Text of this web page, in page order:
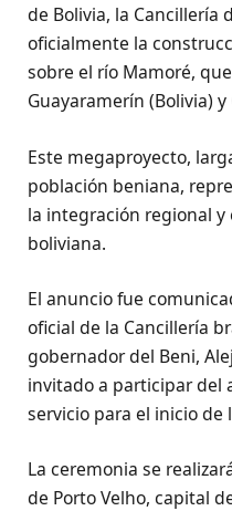
de Bolivia, la Cancillería
oficialmente la
sobre el río Mamoré,
Guayaramerín (Bolivia)
Este megaproyecto,
población beniana,
la integración regional y
boliviana.
El anuncio fue
oficial de la Cancillería
gobernador del Beni,
invitado a participar del
servicio para el inicio de
La ceremonia se
de Porto Velho, capital